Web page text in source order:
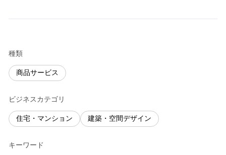
種類
商品サービス
ビジネスカテゴリ
住宅・マンション 建築・空間デザイン
キーワード